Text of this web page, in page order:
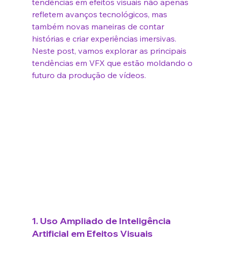
tendências em efeitos visuais não apenas
refletem avanços tecnológicos, mas
também novas maneiras de contar
histórias e criar experiências imersivas.
Neste post, vamos explorar as principais
tendências em VFX que estão moldando o
futuro da produção de vídeos.
1. Uso Ampliado de Inteligência
Artificial em Efeitos Visuais